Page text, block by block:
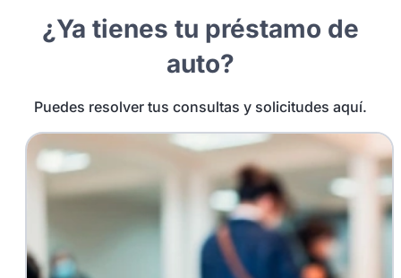
¿Ya tienes tu préstamo de
auto?
Puedes resolver tus consultas y solicitudes aquí.